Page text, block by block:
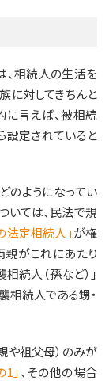
、相続人の生活を
に対してきちんと
に言えば、被相続
設定されていると
のようになってい
いては、民法で規
法定相続人」が権
親がこれにあたり
続人（孫など）」
相続人である甥・
や祖父母）のみが
1」、その他の場合